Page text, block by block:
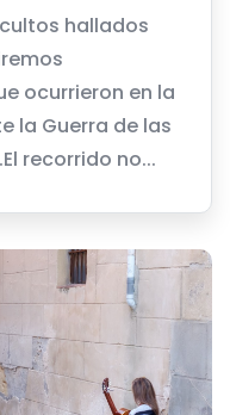
hallados
ocurrieron en la
la Guerra de las
recorrido no...